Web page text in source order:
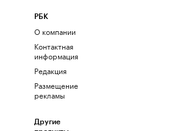
РБК
О компании
Контактная
информация
Редакция
Размещение
рекламы
Другие